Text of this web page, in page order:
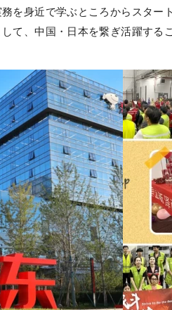
を身近で学ぶところからスター
て、中国・日本を繋ぎ活躍する